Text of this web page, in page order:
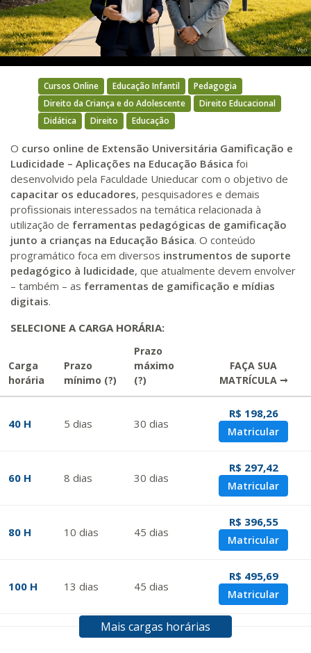
Video
Cursos Online Educação Infantil
Pedagogia
Direito da Criança e do Adolescente
Direito Educacional
Didática
Direito Educação
O curso online de Extensão Universitária Gamificação e
Ludicidade – Aplicações na Educação Básica foi
desenvolvido pela Faculdade Unieducar com o objetivo de
capacitar os educadores, pesquisadores e demais
profissionais interessados na temática relacionada à
utilização de ferramentas pedagógicas de gamificação
junto a crianças na Educação Básica. O conteúdo
programático foca em diversos instrumentos de suporte
pedagógico à ludicidade, que atualmente devem envolver
– também – as ferramentas de gamificação e mídias
digitais.
SELECIONE A CARGA HORÁRIA:
Carga
horária
Prazo
mínimo (?)
Prazo
máximo
(?)
FAÇA SUA
MATRÍCULA →
40 H 5 dias 30 dias
R$ 198,26
Matricular
60 H 8 dias 30 dias
R$ 297,42
Matricular
80 H 10 dias 45 dias
R$ 396,55
Matricular
100 H 13 dias 45 dias
R$ 495,69
Matricular
dias 60dias
Mais cargas horárias